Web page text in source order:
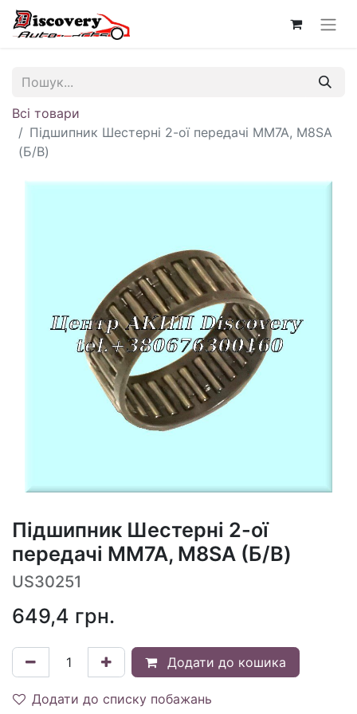
Всі товари
Підшипник Шестерні 2-ої передачі MM7A, M8SA
(Б/В)
Підшипник Шестерні 2-ої
передачі MM7A, M8SA (Б/В)
US30251
649,4 грн.
Додати до кошика
Додати до списку побажань